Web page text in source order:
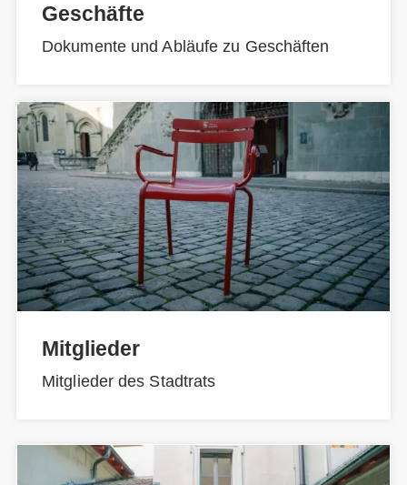
Geschäfte
Dokumente und Abläufe zu Geschäften
Mitglieder
Mitglieder des Stadtrats